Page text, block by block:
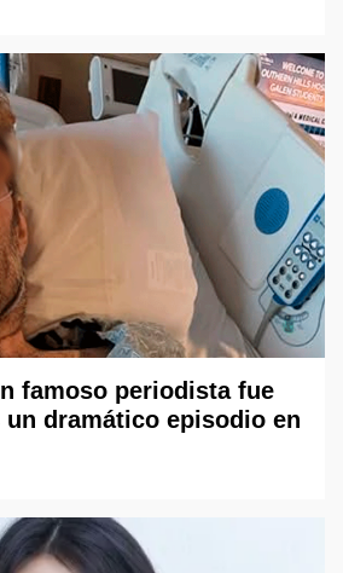
famoso periodista fue
dramático episodio en